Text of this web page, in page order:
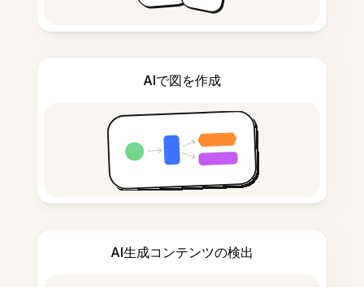
AIで図を作成
AI生成コンテンツの検出